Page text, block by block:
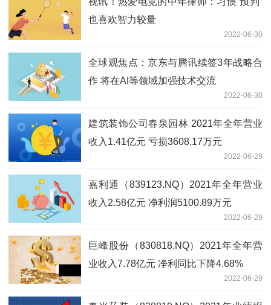
也喜欢智力较量
2022-06-30
全球观焦点：京东与腾讯续签3年战略合
作 将在AI等领域加强技术交流
2022-06-30
建筑装饰公司春泉园林 2021年全年营业
收入1.41亿元 亏损3608.17万元
2022-06-29
嘉利通（839123.NQ）2021年全年营业
收入2.58亿元 净利润5100.89万元
2022-06-29
巨峰股份（830818.NQ）2021年全年营
业收入7.78亿元 净利同比下降4.68%
2022-06-29